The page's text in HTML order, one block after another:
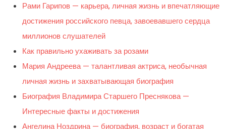
Рами Гарипов — карьера, личная жизнь и впечатляющие
достижения российского певца, завоевавшего сердца
миллионов слушателей
Как правильно ухаживать за розами
Мария Андреева — талантливая актриса, необычная
личная жизнь и захватывающая биография
Биография Владимира Старшего Преснякова —
Интересные факты и достижения
Ангелина Ноздрина — биография, возраст и богатая